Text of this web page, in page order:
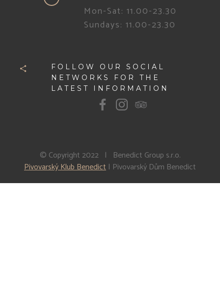
Mon-Sat: 11.00-23.30
Sundays: 11.00-23.30
FOLLOW OUR SOCIAL
NETWORKS FOR THE
LATEST INFORMATION
© Copyright 2022 | Benedict Group s.r.o.
Pivovarský Klub Benedict | Pivovarský Dům Benedict